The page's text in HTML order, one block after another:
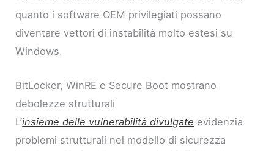
quanto i software OEM privilegiati possano
diventare vettori di instabilità molto estesi su
Windows.
BitLocker, WinRE e Secure Boot mostrano
debolezze strutturali
L’insieme delle vulnerabilità divulgate evidenzia
problemi strutturali nel modello di sicurezza